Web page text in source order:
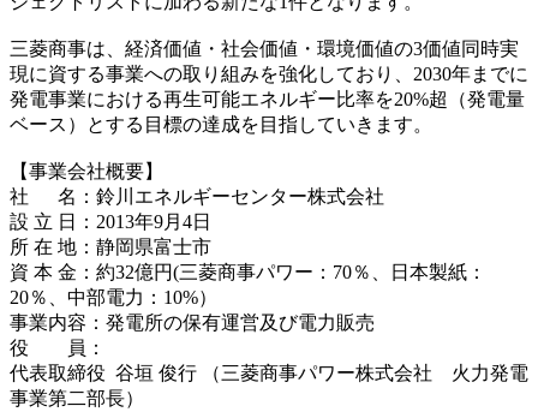
三菱商事は、経済価値・社会価値・環境価値の3価値同時実
現に資する事業への取り組みを強化しており、2030年までに
発電事業における再生可能エネルギー比率を20%超（発電量
ベース）とする目標の達成を目指していきます。
【事業会社概要】
社 名：鈴川エネルギーセンター株式会社
設 立 日：2013年9月4日
所 在 地：静岡県富士市
資 本 金：約32億円(三菱商事パワー：70％、日本製紙：
20％、中部電力：10%）
事業内容：発電所の保有運営及び電力販売
役 員：
代表取締役 谷垣 俊行 （三菱商事パワー株式会社 火力発電
事業第二部長）